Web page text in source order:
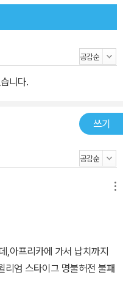
니다.
쓰기
,아프리카에 가서 납치까지
리엄 스타이그 명불허전 불패